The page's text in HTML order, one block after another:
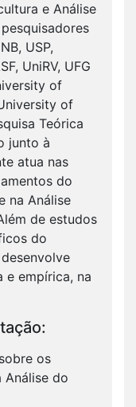
e Análise
USP,
UniRV, UFG
of
of
Teórica
junto à
atua nas
do
na Análise
de estudos
do
e empírica, na
os
do